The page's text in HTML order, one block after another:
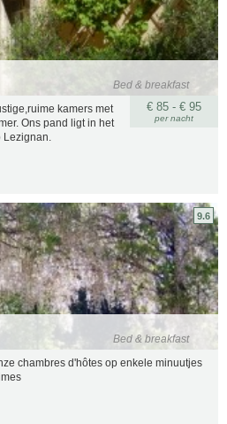
Bed & breakfast
€ 85 - € 95
per nacht
kamers met
Ons pand ligt in het
Lezignan.
Bed & breakfast
9.6
chambres d'hôtes op enkele minuutjes